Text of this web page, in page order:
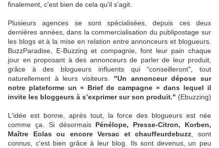
finalement, c'est bien de cela qu'il s'agit.
Plusieurs agences se sont spécialisées, depuis ces deux
dernières années, dans la commercialisation du publipostage sur
les blogs et à la mise en relation entre annonceurs et blogueurs.
BuzzParadise, E-Buzzing et compagnie, font leur pain chaque
jour en proposant à des annonceurs de parler de leur produit,
grâce à des blogueurs influents qui "conseilleront", tout
naturellement à leurs visiteurs. "Un annonceur dépose sur
notre plateforme un « Brief de campagne » dans lequel il
invite les bloggeurs à s’exprimer sur son produit." (Ebuzzing)
L'idée est bonne, après tout, la force des blogueurs est née
comme ça. Si désormais Pénélope, Presse-Citron, Korben,
Maître Eolas ou encore Versac et chauffeurdebuzz , sont
connus, c'est bien grâce à leur blog. Ils sont devenus, un peu